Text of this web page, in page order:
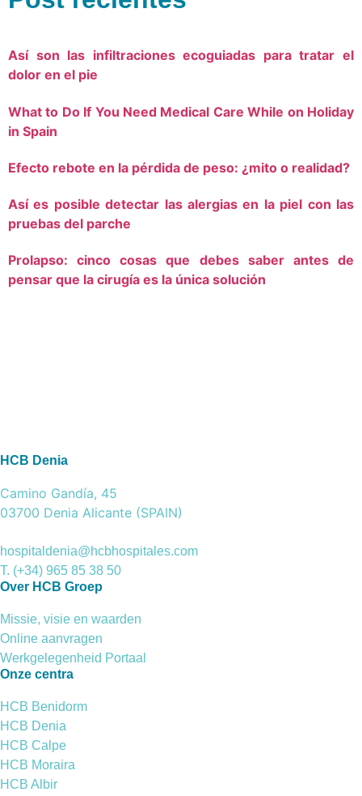
Así son las infiltraciones ecoguiadas para tratar el
dolor en el pie
What to Do If You Need Medical Care While on Holiday
in Spain
Efecto rebote en la pérdida de peso: ¿mito o realidad?
Así es posible detectar las alergias en la piel con las
pruebas del parche
Prolapso: cinco cosas que debes saber antes de
pensar que la cirugía es la única solución
HCB Denia
Camino Gandía, 45
03700 Denia Alicante (SPAIN)
hospitaldenia@hcbhospitales.com
T. (+34) 965 85 38 50
Over HCB Groep
Missie, visie en waarden
Online aanvragen
Werkgelegenheid Portaal
Onze centra
HCB Benidorm
HCB Denia
HCB Calpe
HCB Moraira
HCB Albir